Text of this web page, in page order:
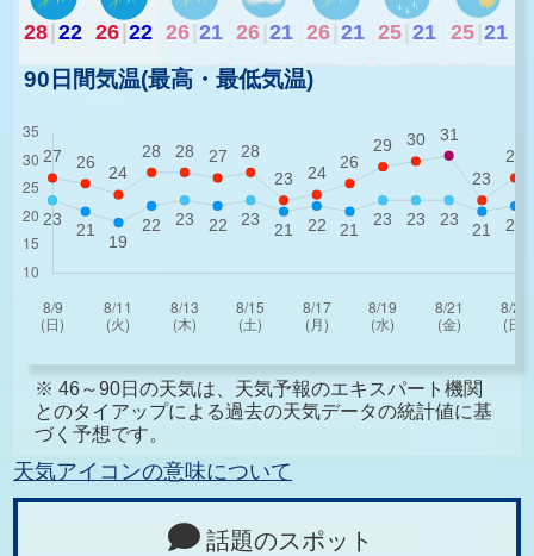
28|22 26|22 26 21 26 21 26 21 25 21 25 21
90日間気温(最高・最低気温)
※ 46～90日の天気は、天気予報のエキスパート機関
とのタイアップによる過去の天気データの統計値に基
づく予想です。
天気アイコンの意味について
話題のスポット